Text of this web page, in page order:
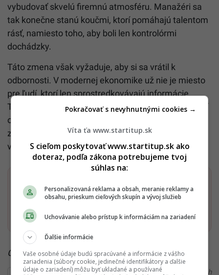
vybudovať skvelú firemnú atmosféru. Manažéri sa
tak konečne stanú koučmi, ktorí pomáhajú talentom
rásť, namiesto toho, aby boli len kontrolórmi
dochádzky.
Táto zmena však vyžaduje, aby si sa vrátil k
odbornosti. V modernej ekonomike už nie je miesto
pre ľudí, ktorí len sprostredkovávajú informácie.
Tvoja skutočná hodnota vo firme už nebude závisieť
od toho, koľko ľudí pod tebou sedí v kancelárii. Bude
záležať len na tom, aký reálny výsledok dokážeš
vyprodukovať ty sám.
Startitup, odkaz sa otvorí v
Čítaj viac z kategórie:Technológie a internet
Ďakujeme, že čítaš Startitup. V prípade, že máš postreh
Víta ťa www.startitup.sk
S cieľom poskytovať www.startitup.sk ako
doteraz, podľa zákona potrebujeme tvoj
súhlas na:
Personalizovaná reklama a obsah, meranie reklamy a
obsahu, prieskum cieľových skupín a vývoj služieb
Uchovávanie alebo prístup k informáciám na zariadení
Ďalšie informácie
Vaše osobné údaje budú spracúvané a informácie z vášho
zariadenia (súbory cookie, jedinečné identifikátory a ďalšie
údaje o zariadení) môžu byť ukladané a používané
Pokračovať s nevyhnutnými cookies →